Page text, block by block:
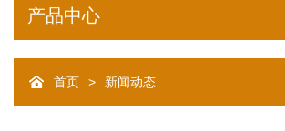
产品中心
首页 > 新闻动态